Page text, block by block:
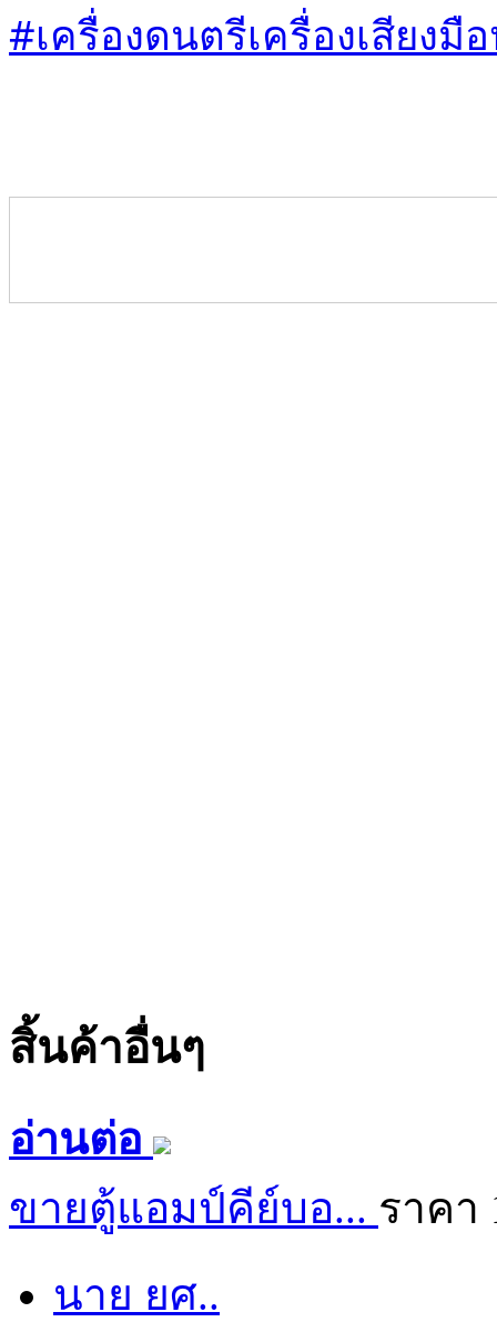
#เครื่องดนตรีเครื่องเสียงมื
สิ้นค้าอื่นๆ
อ่านต่อ
ขายตู้แอมป์คีย์บอ... ราคา
นาย ยศ..